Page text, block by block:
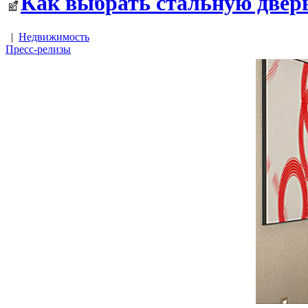
| Недвижимость
Пресс-релизы